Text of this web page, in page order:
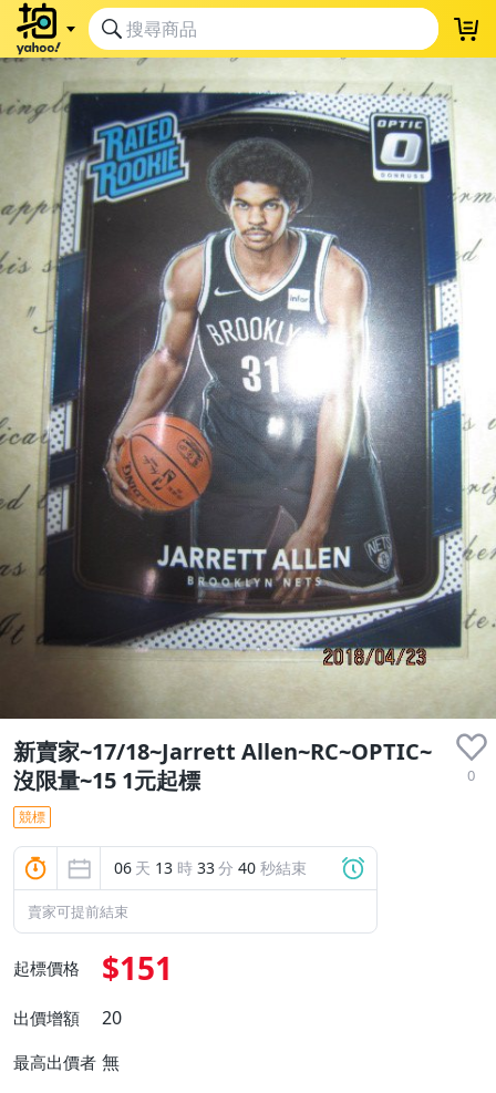
新賣家~17/18~Jarrett Allen~RC~OPTIC~
沒限量~15 1元起標
0
競標
06 天 13 時 33分 39 秒結束
賣家可提前結束
起標價格 $151
出價增額 20
最高出價者 無